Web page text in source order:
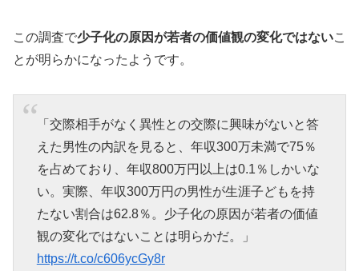
この調査で少子化の原因が若者の価値観の変化ではないこ
とが明らかになったようです。
「交際相手がなく異性との交際に興味がないと答
えた男性の内訳を見ると、年収300万未満で75％
を占めており、年収800万円以上は0.1％しかいな
い。実際、年収300万円の男性が生涯子どもを持
たない割合は62.8％。少子化の原因が若者の価値
観の変化ではないことは明らかだ。」
https://t.co/c606ycGy8r